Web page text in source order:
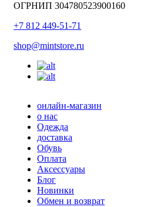
ОГРНИП 304780523900160
+7 812 449-51-71
shop@mintstore.ru
онлайн-магазин
о нас
Одежда
доставка
Обувь
Оплата
Аксессуары
Блог
Новинки
Обмен и возврат